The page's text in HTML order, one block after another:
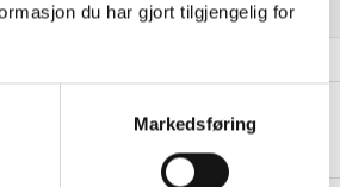
du har gjort tilgjengelig for
Markedsføring